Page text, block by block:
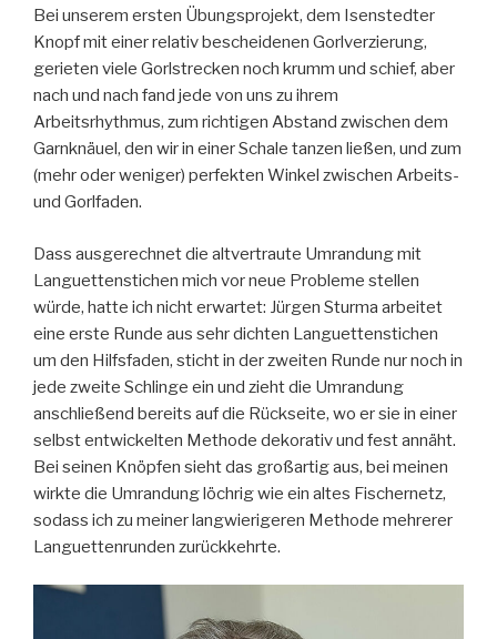
Bei unserem ersten Übungsprojekt, dem Isenstedter
Knopf mit einer relativ bescheidenen Gorlverzierung,
gerieten viele Gorlstrecken noch krumm und schief, aber
nach und nach fand jede von uns zu ihrem
Arbeitsrhythmus, zum richtigen Abstand zwischen dem
Garnknäuel, den wir in einer Schale tanzen ließen, und zum
(mehr oder weniger) perfekten Winkel zwischen Arbeits-
und Gorlfaden.
Dass ausgerechnet die altvertraute Umrandung mit
Languettenstichen mich vor neue Probleme stellen
würde, hatte ich nicht erwartet: Jürgen Sturma arbeitet
eine erste Runde aus sehr dichten Languettenstichen
um den Hilfsfaden, sticht in der zweiten Runde nur noch in
jede zweite Schlinge ein und zieht die Umrandung
anschließend bereits auf die Rückseite, wo er sie in einer
selbst entwickelten Methode dekorativ und fest annäht.
Bei seinen Knöpfen sieht das großartig aus, bei meinen
wirkte die Umrandung löchrig wie ein altes Fischernetz,
sodass ich zu meiner langwierigeren Methode mehrerer
Languettenrunden zurückkehrte.